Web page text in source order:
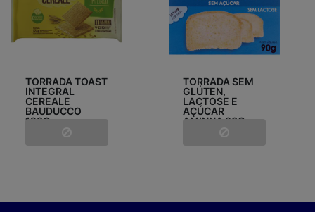
TORRADA TOAST
INTEGRAL
CEREALE
BAUDUCCO
128G
TORRADA SEM
GLÚTEN,
LACTOSE E
AÇÚCAR
AMINNA 90G